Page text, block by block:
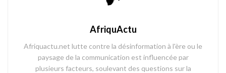
AfriquActu
Afriquactu.net lutte contre la désinformation à l'ère ou le
paysage de la communication est influencée par
plusieurs facteurs, soulevant des questions sur la